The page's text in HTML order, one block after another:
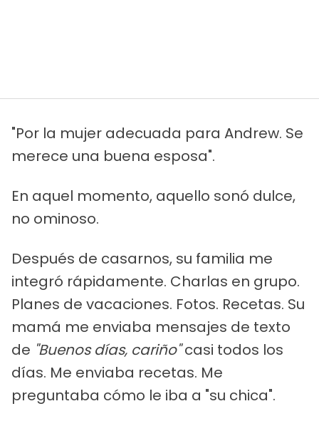
"Por la mujer adecuada para Andrew. Se
merece una buena esposa".
En aquel momento, aquello sonó dulce,
no ominoso.
Después de casarnos, su familia me
integró rápidamente. Charlas en grupo.
Planes de vacaciones. Fotos. Recetas. Su
mamá me enviaba mensajes de texto
de "Buenos días, cariño"casi todos los
días. Me enviaba recetas. Me
preguntaba cómo le iba a "su chica".